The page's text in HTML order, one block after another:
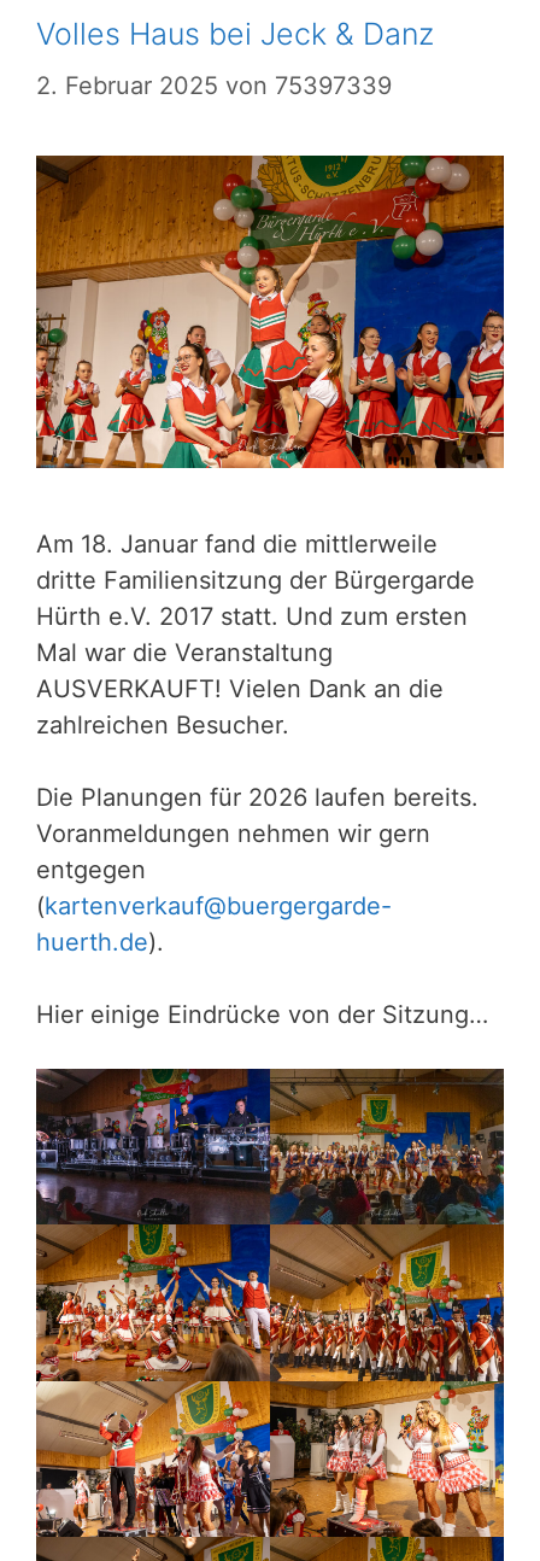
Volles Haus bei Jeck & Danz
2. Februar 2025 von 75397339
Am 18. Januar fand die mittlerweile
dritte Familiensitzung der Bürgergarde
Hürth e.V. 2017 statt. Und zum ersten
Mal war die Veranstaltung
AUSVERKAUFT! Vielen Dank an die
zahlreichen Besucher.
Die Planungen für 2026 laufen bereits.
Voranmeldungen nehmen wir gern
entgegen
(kartenverkauf@buergergarde-
huerth.de).
Hier einige Eindrücke von der Sitzung…